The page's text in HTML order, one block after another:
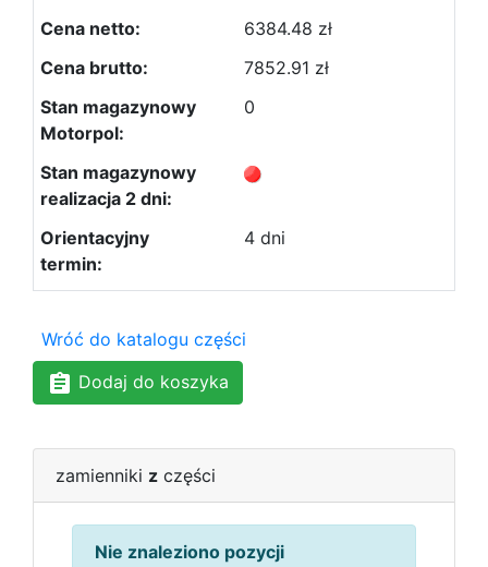
6384.48 zł
7852.91 zł
0
4 dni
Wróć do katalogu części
Dodaj do koszyka
zamienniki z części
Nie znaleziono pozycji